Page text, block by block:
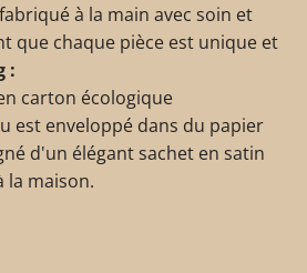
à la main avec soin et
que chaque pièce est unique et
:
carton écologique
est enveloppé dans du papier
d'un élégant sachet en satin
la maison.